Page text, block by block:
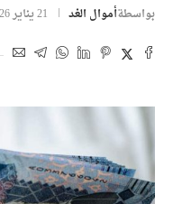
بواسطةأموال الغد 21 يناير 2026 | 4:21 م